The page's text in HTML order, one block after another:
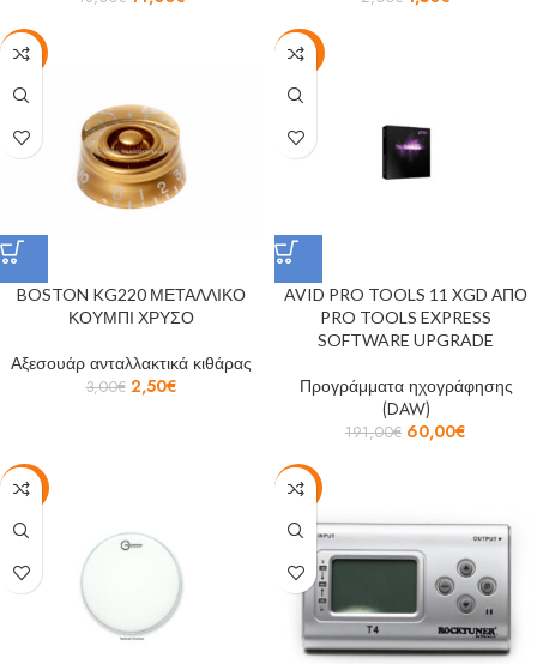
-17%
BOSTON KG220 ΜΕΤΑΛΛΙΚΟ
ΚΟΥΜΠΙ ΧΡΥΣΟ
Αξεσουάρ ανταλλακτικά κιθάρας
3,00€ 2,50€
-69%
AVID PRO TOOLS 11 XGD ΑΠΟ
PRO TOOLS EXPRESS
SOFTWARE UPGRADE
Προγράμματα ηχογράφησης
(DAW)
191,00€ 60,00€
-35% -21%